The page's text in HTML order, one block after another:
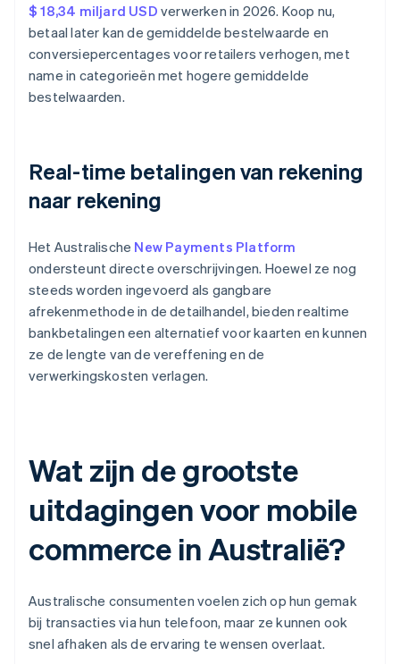
$ 18,34 miljard USD verwerken in 2026. Koop nu,
betaal later kan de gemiddelde bestelwaarde en
conversiepercentages voor retailers verhogen, met
name in categorieën met hogere gemiddelde
bestelwaarden.
Real-time betalingen van rekening
naar rekening
Het Australische New Payments Platform
ondersteunt directe overschrijvingen. Hoewel ze nog
steeds worden ingevoerd als gangbare
afrekenmethode in de detailhandel, bieden realtime
bankbetalingen een alternatief voor kaarten en kunnen
ze de lengte van de vereffening en de
verwerkingskosten verlagen.
Wat zijn de grootste
uitdagingen voor mobile
commerce in Australië?
Australische consumenten voelen zich op hun gemak
bij transacties via hun telefoon, maar ze kunnen ook
snel afhaken als de ervaring te wensen overlaat.